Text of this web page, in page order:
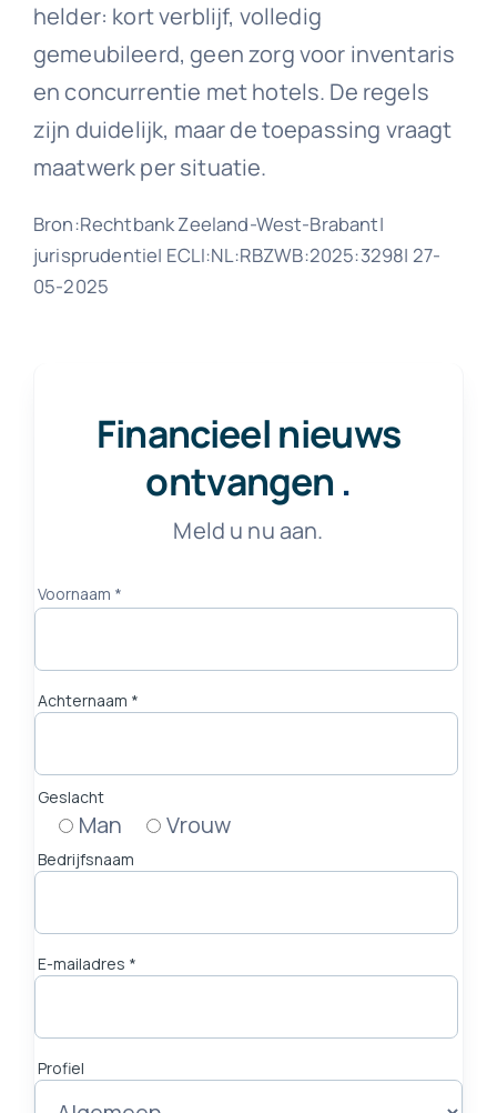
helder: kort verblijf, volledig
gemeubileerd, geen zorg voor inventaris
en concurrentie met hotels. De regels
zijn duidelijk, maar de toepassing vraagt
maatwerk per situatie.
Bron:Rechtbank Zeeland-West-Brabant|
jurisprudentie| ECLI:NL:RBZWB:2025:3298| 27-
05-2025
Financieel nieuws
ontvangen .
Meld u nu aan.